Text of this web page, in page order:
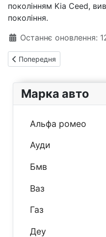
поколінням Kia Ceed,
покоління.
Деталі
Останнє оновлення:
Попередня стаття: Kia
Попередня
Марка авто
Альфа ромео
Ауди
Бмв
Ваз
Газ
Деу